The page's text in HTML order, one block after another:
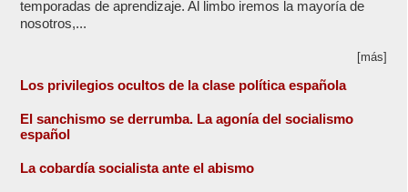
temporadas de aprendizaje. Al limbo iremos la mayoría de
nosotros,...
[más]
Los privilegios ocultos de la clase política española
El sanchismo se derrumba. La agonía del socialismo
español
La cobardía socialista ante el abismo